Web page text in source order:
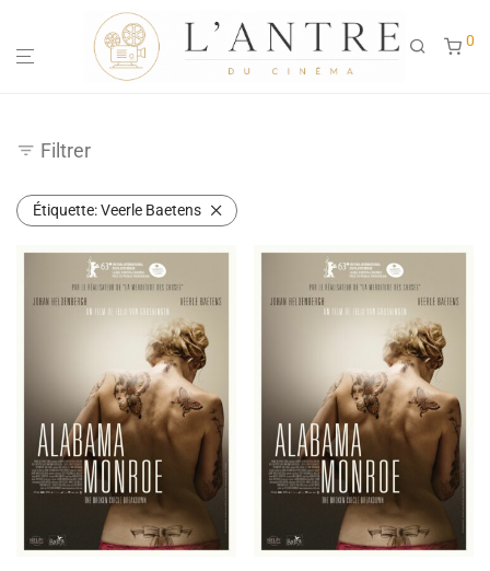
0
Filtrer
Étiquette:Veerle Baetens